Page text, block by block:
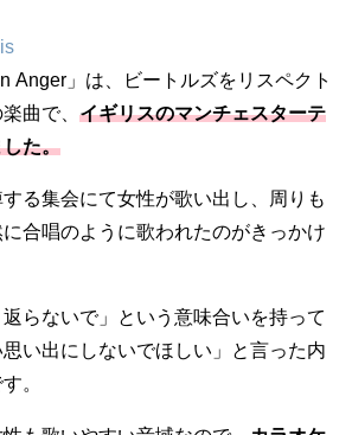
Anger」は、ビートルズをリスペクト
曲で、 イギリスのマンチェスターテ
た。
る集会にて女性が歌い出し、周りも
合唱のように歌われたのがきっかけ
返らないで」という意味合いを持って
い出にしないでほしい」と言った内
。